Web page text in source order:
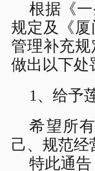
根据《
规定及《
管理补充
做出以下处
1、给予
希望所
己、规范经
特此通